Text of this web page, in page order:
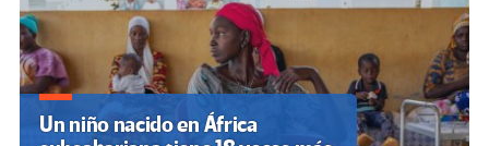
Un niño nacido en África